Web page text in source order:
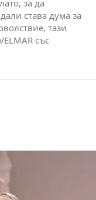
за да
става дума за
тази
със